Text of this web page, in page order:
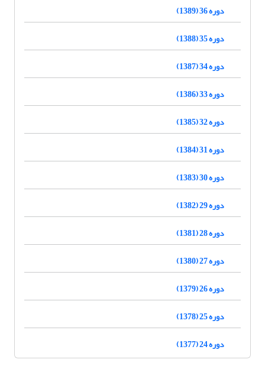
دوره 36 (1389)
دوره 35 (1388)
دوره 34 (1387)
دوره 33 (1386)
دوره 32 (1385)
دوره 31 (1384)
دوره 30 (1383)
دوره 29 (1382)
دوره 28 (1381)
دوره 27 (1380)
دوره 26 (1379)
دوره 25 (1378)
دوره 24 (1377)